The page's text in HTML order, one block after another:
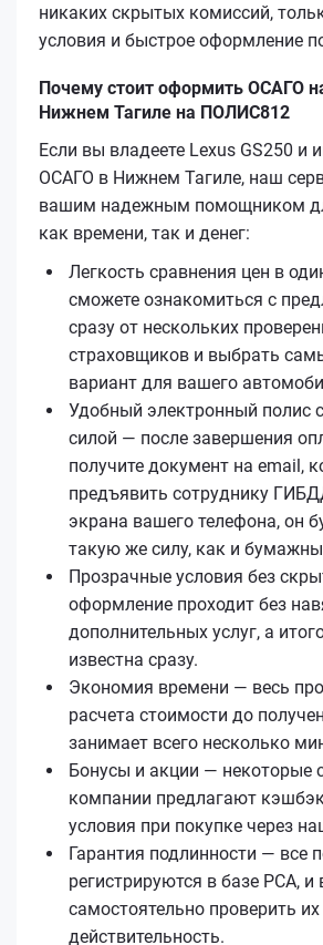
никаких скрытых комиссий,
условия и быстрое оформление
Почему стоит оформить ОСАГО
Нижнем Тагиле на ПОЛИС812
Если вы владеете Lexus GS250 и
ОСАГО в Нижнем Тагиле, наш
вашим надежным помощником
как времени, так и денег:
Легкость сравнения цен в
сможете ознакомиться с
сразу от нескольких
страховщиков и выбрать
вариант для вашего
Удобный электронный полис
силой — после завершения
получите документ на email,
предъявить сотруднику
экрана вашего телефона, он
такую же силу, как и
Прозрачные условия без
оформление проходит без
дополнительных услуг, а
известна сразу.
Экономия времени — весь
расчета стоимости до
занимает всего несколько
Бонусы и акции — некоторые
компании предлагают
условия при покупке через
Гарантия подлинности — все
регистрируются в базе РСА,
самостоятельно проверить их
действительность.